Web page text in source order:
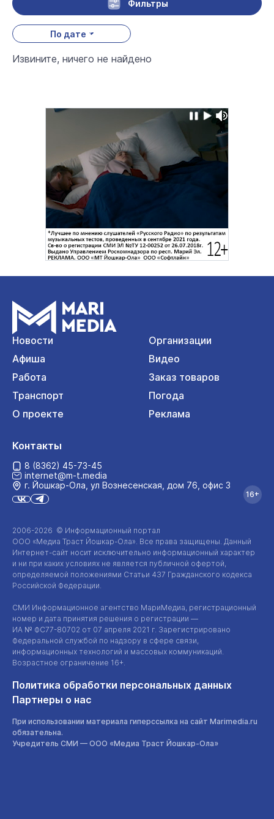
Фильтры
По дате
Извините, ничего не найдено
Новости
Организации
Афиша
Видео
Работа
Заказ товаров
Транспорт
Погода
О проекте
Реклама
2006-2026 © Информационный портал
ООО «Медиа Траст Йошкар-Ола». Все права защищены. Данный
Интернет-сайт носит исключительно информационный характер
и ни при каких условиях не является публичной офертой,
определяемой положениями Статьи 437 Гражданского кодекса
Российской Федерации.
СМИ Информационное агентство МариМедиа, регистрационный
номер и дата принятия решения о регистрации —
ИА № ФС77-80702 от 07 апреля 2021 г. Зарегистрировано
Федеральной службой по надзору в сфере связи,
информационных технологий и массовых коммуникаций.
Возрастное ограничение 16+.
Политика обработки персональных данных
Партнеры о нас
При использовании материала гиперссылка на сайт Marimedia.ru
обязательна.
Учредитель СМИ — ООО «Медиа Траст Йошкар-Ола»
Контакты
8 (8362) 45-73-45
internet@m-t.media
г. Йошкар‑Ола, ул Вознесенская, дом 76, офис 3
16+